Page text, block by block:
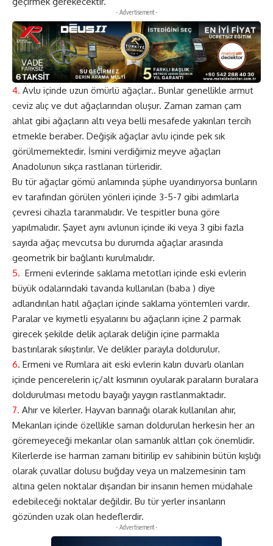
- Advertisement -
4. Avlu içinde uzun ömürlü ağaçlar.. Bunlar genellikle armut
ceviz alıç ve dut ağaçlarından oluşur. Zaman zaman çam
ahlat gibi ağaçların altı veya belli mesafede yakınları tercih
etmekle beraber. Değişik ağaçlar avlu içinde pek sık
görülmemektedir. İsmini verdiğimiz meyve ağaçları
Anadolunun sıkça rastlanan türleridir.
Bu tür ağaçlar gömü anlamında şüphe uyandırıyorsa bunların
ev tarafından görülen yönleri içinde 3-5-7 gibi adımlarla
çevresi cihazla taranmalıdır. Ve tespitler buna göre
yapılmalıdır. Şayet aynı avlunun içinde iki veya 3 gibi fazla
sayıda ağaç mevcutsa bu durumda ağaçlar arasında
geometrik bir bağlantı kurulmalıdır.
5. Ermeni evlerinde saklama metotları içinde eski evlerin
büyük odalarındaki tavanda kullanılan (baba ) diye
adlandırılan hatıl ağaçları içinde saklama yöntemleri vardır.
Paralar ve kıymetli eşyalarını bu ağaçların içine 2 parmak
girecek şekilde delik açılarak deliğin içine parmakla
bastırılarak sıkıştırılır. Ve delikler parayla doldurulur.
6. Ermeni ve Rumlara ait eski evlerin kalın duvarlı olanları
içinde pencerelerin iç/alt kısmının oyularak paraların buralara
doldurulması metodu bayağı yaygın rastlanmaktadır.
7. Ahır ve kilerler. Hayvan barınağı olarak kullanılan ahır,
Mekanları içinde özellikle saman doldurulan herkesin her an
göremeyeceği mekanlar olan samanlık altları çok önemlidir.
Kilerlerde ise harman zamanı bitirilip ev sahibinin bütün kışlığı
olarak çuvallar dolusu buğday veya un malzemesinin tam
altına gelen noktalar dışarıdan bir insanın hemen müdahale
edebileceği noktalar değildir. Bu tür yerler insanların
gözünden uzak olan hedeflerdir.
- Advertisement -